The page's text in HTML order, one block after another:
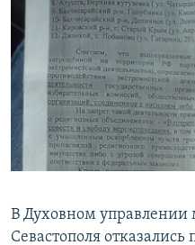
В Духовном
Севастополя